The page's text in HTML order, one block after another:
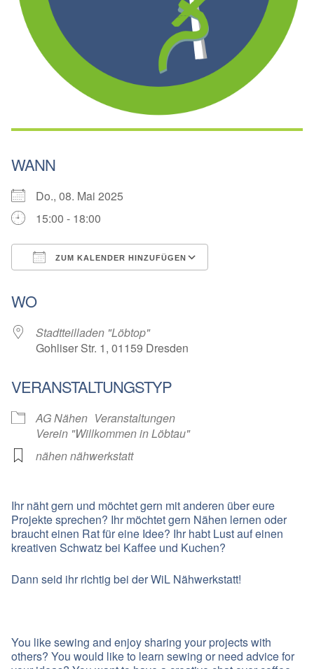
WANN
Do., 08. Mai 2025
15:00 - 18:00
ZUM KALENDER HINZUFÜGEN
WO
Stadtteilladen "Löbtop"
Gohliser Str. 1, 01159 Dresden
VERANSTALTUNGSTYP
AG Nähen Veranstaltungen
Verein "Willkommen in Löbtau"
nähen nähwerkstatt
Ihr näht gern und möchtet gern mit anderen über eure
Projekte sprechen? Ihr möchtet gern Nähen lernen oder
braucht einen Rat für eine Idee? Ihr habt Lust auf einen
kreativen Schwatz bei Kaffee und Kuchen?
Dann seid ihr richtig bei der WiL Nähwerkstatt!
You like sewing and enjoy sharing your projects with
others? You would like to learn sewing or need advice for